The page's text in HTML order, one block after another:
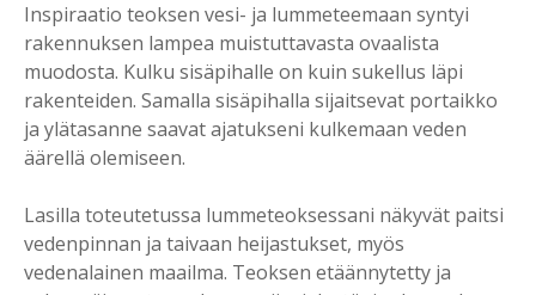
Inspiraatio teoksen vesi- ja lummeteemaan syntyi
rakennuksen lampea muistuttavasta ovaalista
muodosta. Kulku sisäpihalle on kuin sukellus läpi
rakenteiden. Samalla sisäpihalla sijaitsevat portaikko
ja ylätasanne saavat ajatukseni kulkemaan veden
äärellä olemiseen.
Lasilla toteutetussa lummeteoksessani näkyvät paitsi
vedenpinnan ja taivaan heijastukset, myös
vedenalainen maailma. Teoksen etäännytetty ja